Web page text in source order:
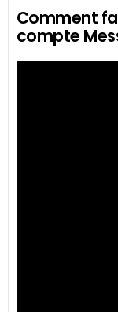
Comment
compte